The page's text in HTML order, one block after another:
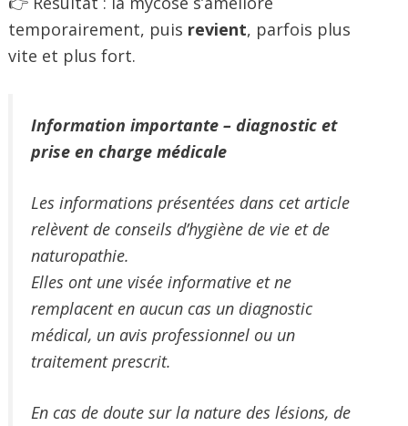
temporairement, puis revient, parfois plus
vite et plus fort.
Information importante – diagnostic et
prise en charge médicale
Les informations présentées dans cet article
relèvent de conseils d’hygiène de vie et de
naturopathie.
Elles ont une visée informative et ne
remplacent en aucun cas un diagnostic
médical, un avis professionnel ou un
traitement prescrit.
En cas de doute sur la nature des lésions, de